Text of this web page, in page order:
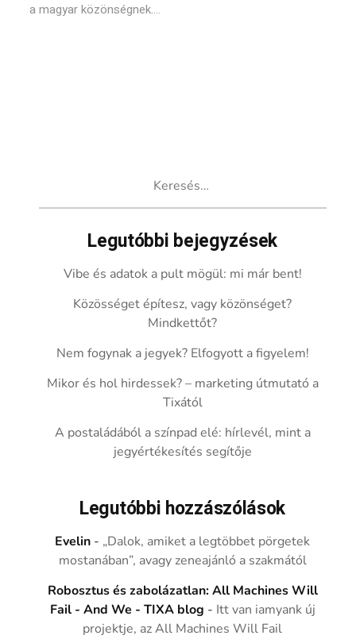
a magyar közönségnek....
Legutóbbi bejegyzések
Vibe és adatok a pult mögül: mi már bent!
Közösséget építesz, vagy közönséget?
Mindkettőt?
Nem fogynak a jegyek? Elfogyott a figyelem!
Mikor és hol hirdessek? – marketing útmutató a
Tixától
A postaládából a színpad elé: hírlevél, mint a
jegyértékesítés segítője
Legutóbbi hozzászólások
Evelin - „Dalok, amiket a legtöbbet pörgetek
mostanában”, avagy zeneajánló a szakmától
Robosztus és zabolázatlan: All Machines Will
Fail - And We - TIXA blog - Itt van iamyank új
projektje, az All Machines Will Fail